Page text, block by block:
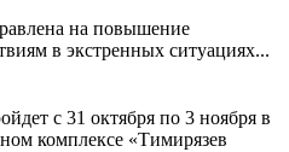
на повышение
в экстренных ситуациях...
с 31 октября по 3 ноября в
комплексе «Тимирязев